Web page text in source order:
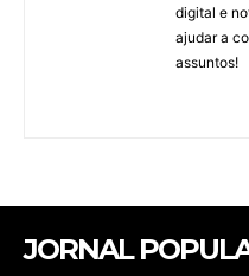
digital e
ajudar a
assuntos!
JORNAL